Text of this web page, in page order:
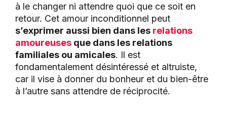
à le changer ni attendre quoi que ce soit en
retour. Cet amour inconditionnel peut
s’exprimer aussi bien dans les relations
amoureuses que dans les relations
familiales ou amicales. Il est
fondamentalement désintéressé et altruiste,
car il vise à donner du bonheur et du bien-être
à l’autre sans attendre de réciprocité.